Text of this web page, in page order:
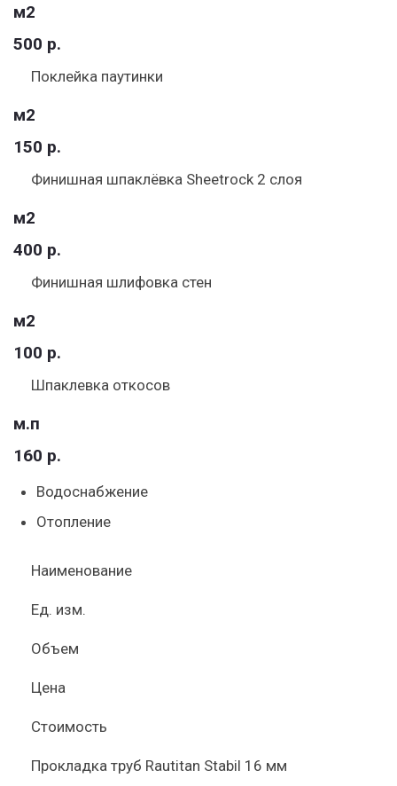
м2
500 р.
Поклейка паутинки
м2
150 р.
Финишная шпаклёвка Sheetrock 2 слоя
м2
400 р.
Финишная шлифовка стен
м2
100 р.
Шпаклевка откосов
м.п
160 р.
Водоснабжение
Отопление
Наименование
Ед. изм.
Объем
Цена
Стоимость
Прокладка труб Rautitan Stabil 16 мм